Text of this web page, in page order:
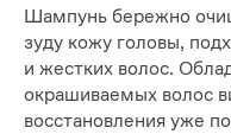
Шампунь бережно
зуду кожу головы,
и жестких волос.
окрашиваемых волос
восстановления уже